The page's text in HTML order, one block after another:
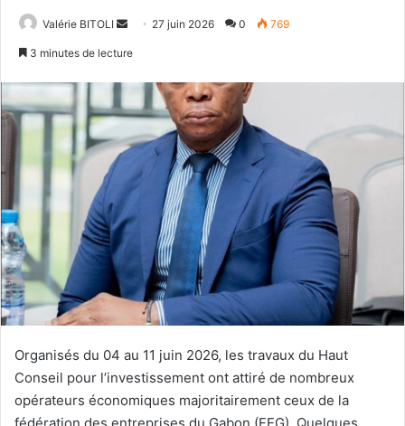
Valérie BITOLI
y
r
u
n
c
r
i
e
27 juin 2026 0 769
3 minutes de lecture
Organisés du 04 au 11 juin 2026, les travaux du Haut
Conseil pour l’investissement ont attiré de nombreux
opérateurs économiques majoritairement ceux de la
fédération des entreprises du Gabon (FEG). Quelques